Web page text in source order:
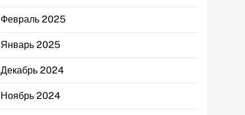
Февраль 2025
Январь 2025
Декабрь 2024
Ноябрь 2024